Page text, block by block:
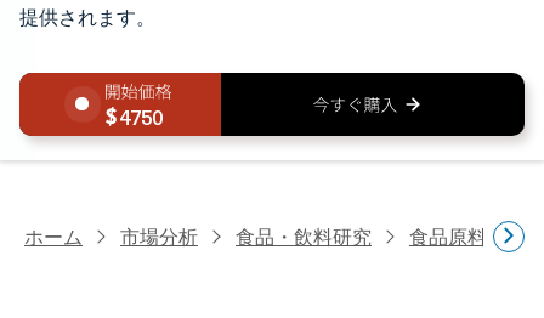
提供されます。
4750
ホーム 市場分析 食品・飲料研究 食品原料・食